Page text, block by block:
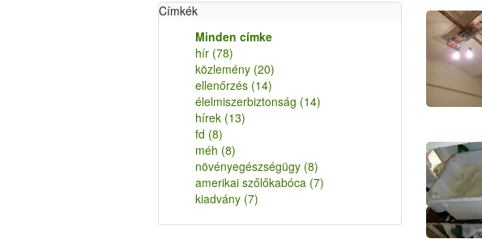
Címkék
Minden címke
hír (78)
közlemény (20)
ellenőrzés (14)
élelmiszerbiztonság (14)
hírek (13)
fd (8)
méh (8)
növényegészségügy (8)
amerikai szőlőkabóca (7)
kiadvány (7)